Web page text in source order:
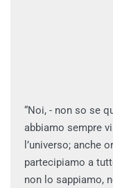
“Noi, - non so se
abbiamo sempre
l’universo; anche
partecipiamo a
non lo sappiamo,